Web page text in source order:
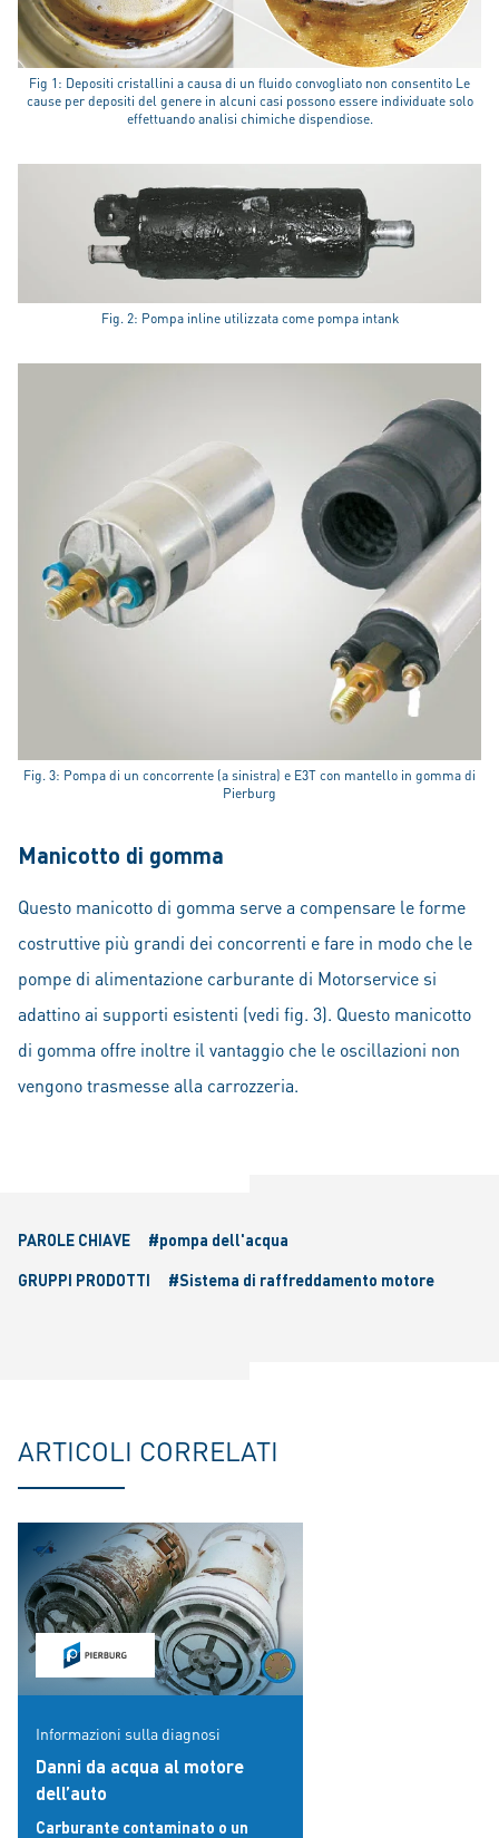
Fig 1: Depositi cristallini a causa di un fluido convogliato non consentito Le
cause per depositi del genere in alcuni casi possono essere individuate solo
effettuando analisi chimiche dispendiose.
Fig. 2: Pompa inline utilizzata come pompa intank
Fig. 3: Pompa di un concorrente (a sinistra) e E3T con mantello in gomma di
Pierburg
Manicotto di gomma
Questo manicotto di gomma serve a compensare le forme
costruttive più grandi dei concorrenti e fare in modo che le
pompe di alimentazione carburante di Motorservice si
adattino ai supporti esistenti (vedi fig. 3). Questo manicotto
di gomma offre inoltre il vantaggio che le oscillazioni non
vengono trasmesse alla carrozzeria.
PAROLE CHIAVE
#pompa dell'acqua
GRUPPI PRODOTTI
#Sistema di raffreddamento motore
ARTICOLI CORRELATI
Informazioni sulla diagnosi
Danni da acqua al motore
dell’auto
Carburante contaminato o un